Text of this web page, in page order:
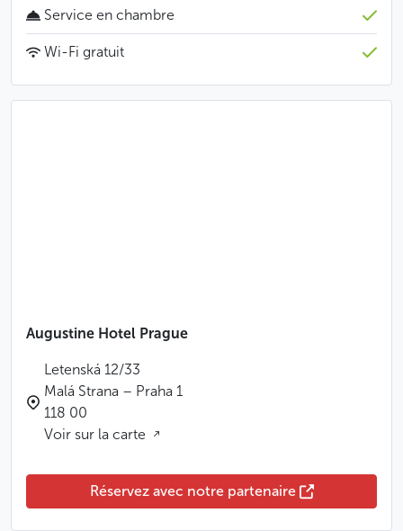
Service en chambre
Wi-Fi gratuit
Augustine Hotel Prague
Letenská 12/33
Malá Strana – Praha 1
118 00
Voir sur la carte
Réservez avec notre partenaire